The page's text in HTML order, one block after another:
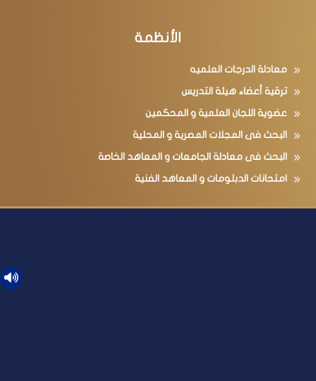
الأنظمة
معادلة الدرجات العلميه
ترقية أعضاء هيئة التدريس
عضوية اللجان العلمية و المحكمين
البحث فى المجلات المصرية و المحلية
البحث فى معادلة الجامعات و المعاهد الخاصة
امتحانات الدبلومات و المعاهد الفنية